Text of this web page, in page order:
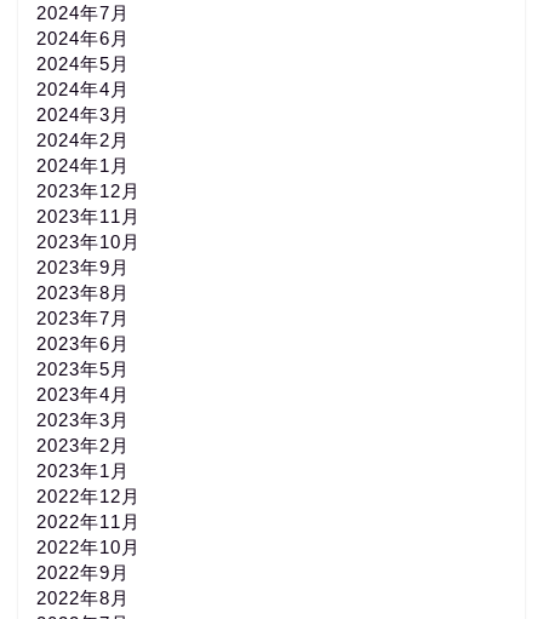
2024年7月
2024年6月
2024年5月
2024年4月
2024年3月
2024年2月
2024年1月
2023年12月
2023年11月
2023年10月
2023年9月
2023年8月
2023年7月
2023年6月
2023年5月
2023年4月
2023年3月
2023年2月
2023年1月
2022年12月
2022年11月
2022年10月
2022年9月
2022年8月